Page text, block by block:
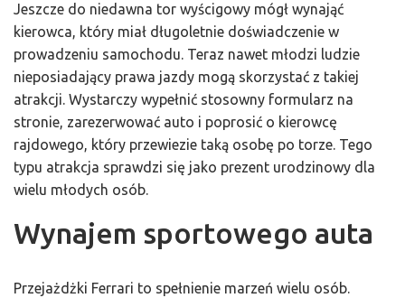
Jeszcze do niedawna tor wyścigowy mógł wynająć
kierowca, który miał długoletnie doświadczenie w
prowadzeniu samochodu. Teraz nawet młodzi ludzie
nieposiadający prawa jazdy mogą skorzystać z takiej
atrakcji. Wystarczy wypełnić stosowny formularz na
stronie, zarezerwować auto i poprosić o kierowcę
rajdowego, który przewiezie taką osobę po torze. Tego
typu atrakcja sprawdzi się jako prezent urodzinowy dla
wielu młodych osób.
Wynajem sportowego auta
Przejażdżki Ferrari to spełnienie marzeń wielu osób.